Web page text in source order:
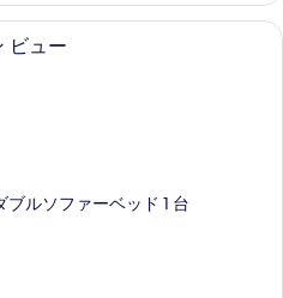
ミニバー、セーフティボックス (室
ビュー
ルソファーベッド 1 台